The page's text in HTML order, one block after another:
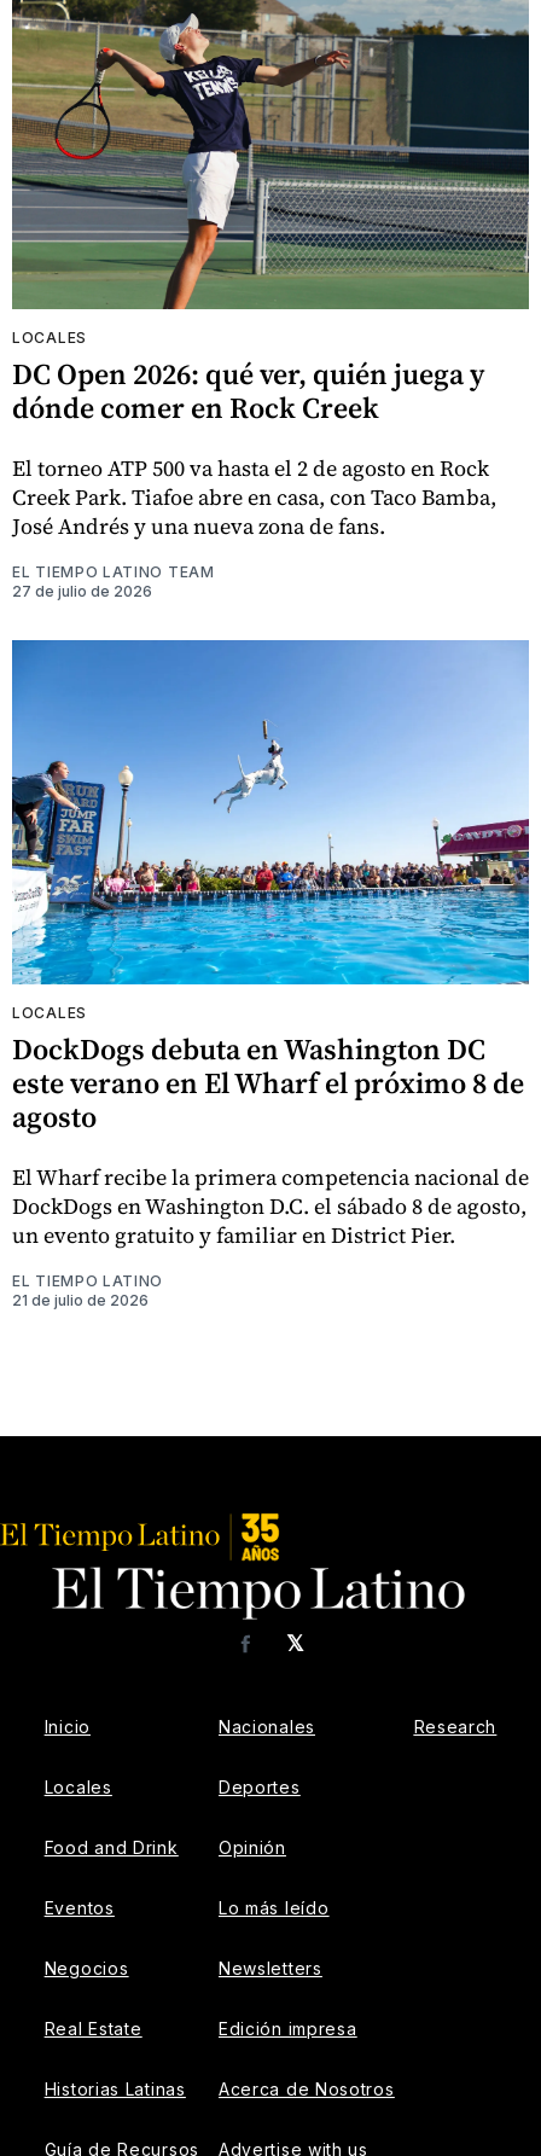
LOCALES
DC Open 2026: qué ver, quién juega y
dónde comer en Rock Creek
El torneo ATP 500 va hasta el 2 de agosto en Rock
Creek Park. Tiafoe abre en casa, con Taco Bamba,
José Andrés y una nueva zona de fans.
EL TIEMPO LATINO TEAM
27 de julio de 2026
LOCALES
DockDogs debuta en Washington DC
este verano en El Wharf el próximo 8 de
agosto
El Wharf recibe la primera competencia nacional de
DockDogs en Washington D.C. el sábado 8 de agosto,
un evento gratuito y familiar en District Pier.
EL TIEMPO LATINO
21 de julio de 2026
𝕏
Facebook
Inicio
Locales
Food and Drink
Eventos
Negocios
Real Estate
Historias Latinas
Guía de Recursos
Nacionales
Deportes
Opinión
Lo más leído
Newsletters
Edición impresa
Acerca de Nosotros
Advertise with us
Research